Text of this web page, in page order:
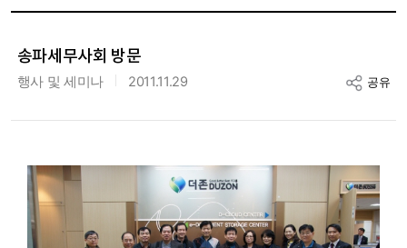
송파세무사회 방문
행사 및 세미나 2011.11.29 공유